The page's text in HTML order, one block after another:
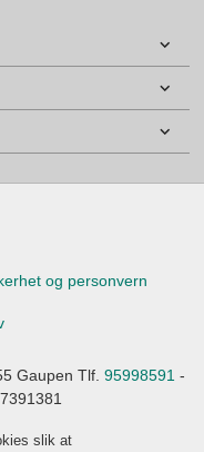
og personvern
Gaupen Tlf. 95998591 -
slik at